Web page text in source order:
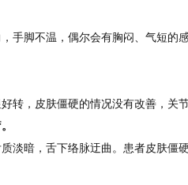
手脚不温，偶尔会有胸闷、气短的
转，皮肤僵硬的情况没有改善，关
淡暗，舌下络脉迂曲。患者皮肤僵